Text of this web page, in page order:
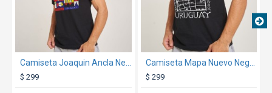
$ 299 $ 299